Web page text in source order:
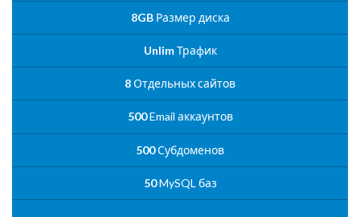
8GBРазмер диска
UnlimТрафик
8Отдельных сайтов
500Email аккаунтов
500Субдоменов
50MySQL баз